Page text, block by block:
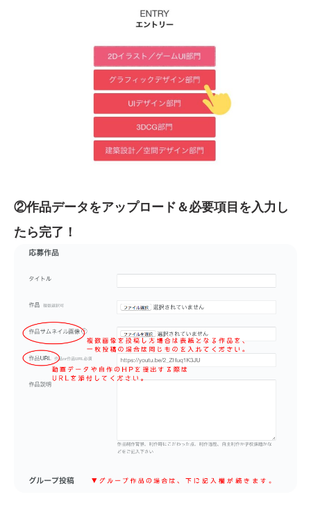
②作品データをアップロード＆必要項目を入力し
たら完了！